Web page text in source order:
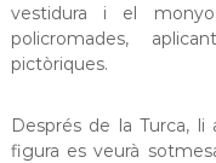
vestidura i el
policromades,
pictòriques.
Després de la Turca,
figura es veurà